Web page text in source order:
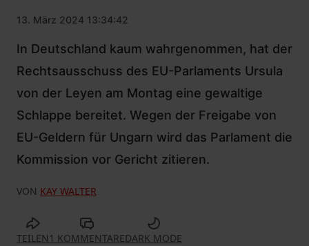
13. März 2024 13:34:42
In Deutschland kaum wahrgenommen, hat der
Rechtsausschuss des EU-Parlaments Ursula
von der Leyen am Montag eine gewaltige
Schlappe bereitet. Wegen der Freigabe von
EU-Geldern für Ungarn wird das Parlament die
Kommission vor Gericht zitieren.
VON KAY WALTER
TEILEN 1 KOMMENTAREDARK MODE